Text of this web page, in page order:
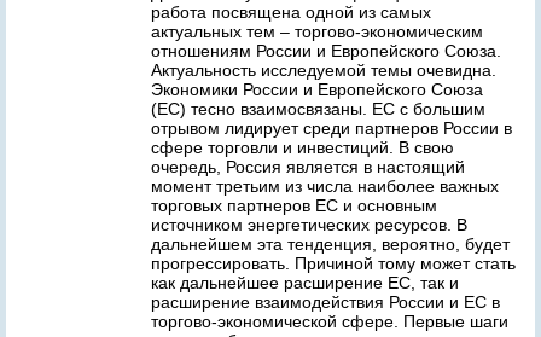
работа посвящена одной из самых
актуальных тем – торгово-экономическим
отношениям России и Европейского Союза.
Актуальность исследуемой темы очевидна.
Экономики России и Европейского Союза
(ЕС) тесно взаимосвязаны. ЕС с большим
отрывом лидирует среди партнеров России в
сфере торговли и инвестиций. В свою
очередь, Россия является в настоящий
момент третьим из числа наиболее важных
торговых партнеров ЕС и основным
источником энергетических ресурсов. В
дальнейшем эта тенденция, вероятно, будет
прогрессировать. Причиной тому может стать
как дальнейшее расширение ЕС, так и
расширение взаимодействия России и ЕС в
торгово-экономической сфере. Первые шаги